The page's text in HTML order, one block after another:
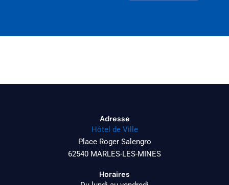
Adresse
Hôtel de Ville
Place Roger Salengro
62540 MARLES-LES-MINES
Horaires